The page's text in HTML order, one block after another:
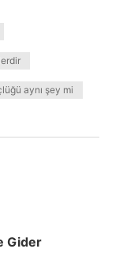
aynı şey mi
Gider